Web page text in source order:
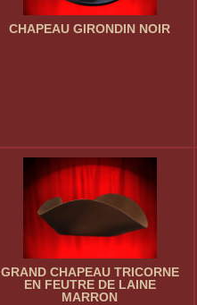
CHAPEAU GIRONDIN NOIR
GRAND CHAPEAU TRICORNE
EN FEUTRE DE LAINE
MARRON